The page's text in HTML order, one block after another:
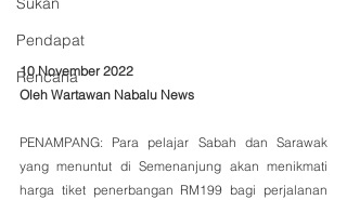
Pendapat
Rencana
10 November 2022
Oleh Wartawan Nabalu News
PENAMPANG: Para pelajar Sabah dan Sarawak
yang menuntut di Semenanjung akan menikmati
harga tiket penerbangan RM199 bagi perjalanan